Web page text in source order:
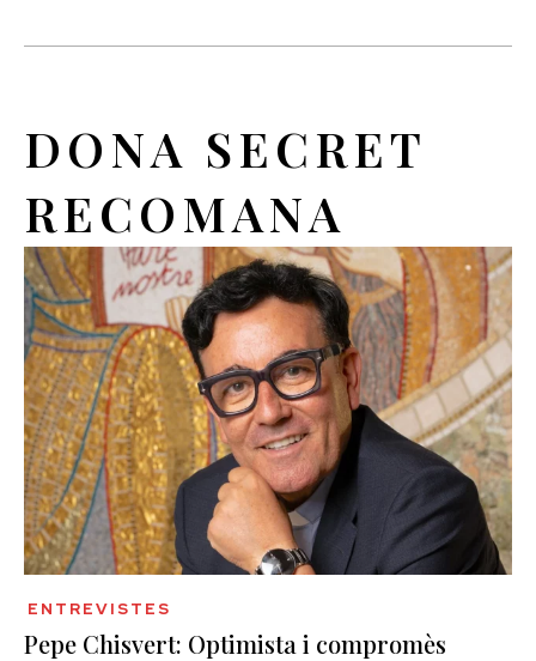
DONA SECRET
RECOMANA
ENTREVISTES
Pepe Chisvert: Optimista i compromès